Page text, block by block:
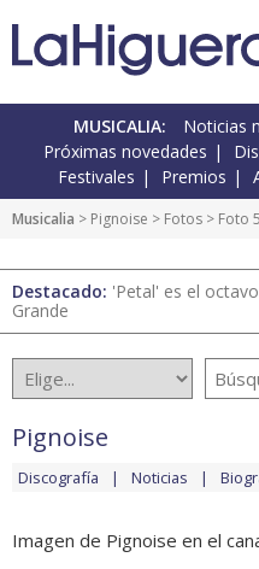
MUSICALIA: Noticias
Próximas novedades
Festivales
Premios
Musicalia > Pignoise > Fotos > Foto
Destacado: 'Petal' es el
Grande
Pignoise
Discografía Noticias
Imagen de Pignoise en el